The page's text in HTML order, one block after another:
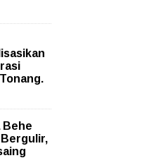
Behe
Bergulir,